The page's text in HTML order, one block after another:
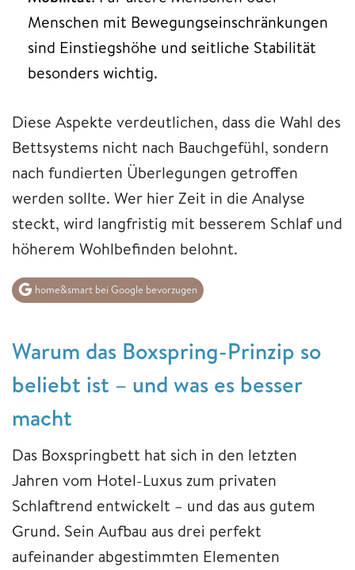
Menschen mit Bewegungseinschränkungen
sind Einstiegshöhe und seitliche Stabilität
besonders wichtig.
Diese Aspekte verdeutlichen, dass die Wahl des
Bettsystems nicht nach Bauchgefühl, sondern
nach fundierten Überlegungen getroffen
werden sollte. Wer hier Zeit in die Analyse
steckt, wird langfristig mit besserem Schlaf und
höherem Wohlbefinden belohnt.
home&smart bei Google bevorzugen
Warum das Boxspring-Prinzip so
beliebt ist – und was es besser
macht
Das Boxspringbett hat sich in den letzten
Jahren vom Hotel-Luxus zum privaten
Schlaftrend entwickelt – und das aus gutem
Grund. Sein Aufbau aus drei perfekt
aufeinander abgestimmten Elementen